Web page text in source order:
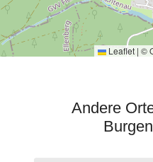
Leaflet | ©
Andere